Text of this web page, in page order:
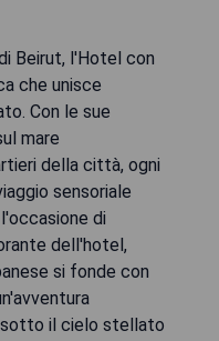
Beirut, l'Hotel con
che unisce
Con le sue
mare
della città, ogni
sensoriale
di
dell'hotel,
si fonde con
sotto il cielo stellato